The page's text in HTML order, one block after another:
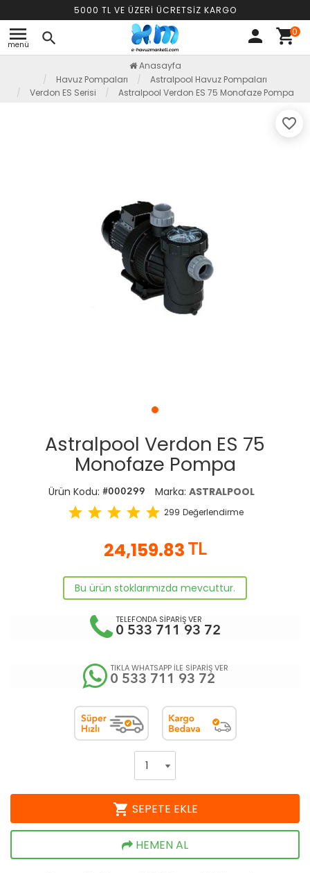
5000 TL VE ÜZERİ ÜCRETSİZ KARGO
menu
menü search person shopping_cart0
Anasayfa
Havuz Pompaları
Astralpool Havuz Pompaları
Verdon ES Serisi
Astralpool Verdon ES 75 Monofaze Pompa
favorite_border
Astralpool Verdon ES 75
Monofaze Pompa
Ürün Kodu: #000299 Marka: ASTRALPOOL
star star star star star 299 Değerlendirme
24,159.83 TL
Bu ürün stoklarımızda mevcuttur.
TELEFONDA SİPARİŞ VER
0 533 711 93 72
TIKLA WHATSAPP İLE SİPARİŞ VER
0 533 711 93 72
shopping_cart SEPETE EKLE
HEMEN AL